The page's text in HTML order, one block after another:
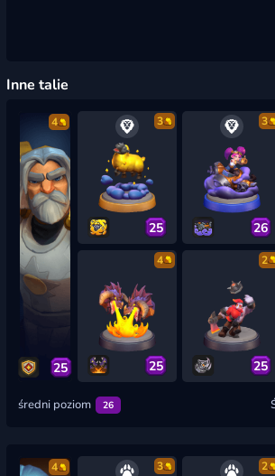
Inne talie
4
25
3
25
3
26
4
25
2
25
średni poziom 26
4 3 2